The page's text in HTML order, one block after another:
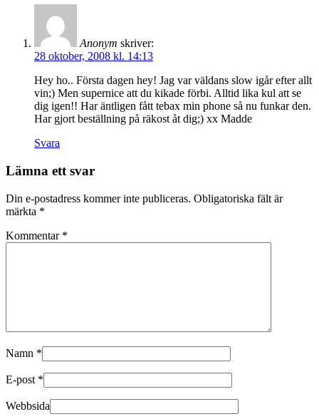
Anonym skriver:
28 oktober, 2008 kl. 14:13
Hey ho.. Första dagen hey! Jag var väldans slow igår efter allt
vin;) Men supernice att du kikade förbi. Alltid lika kul att se
dig igen!! Har äntligen fått tebax min phone så nu funkar den.
Har gjort beställning på räkost åt dig;) xx Madde
Svara
Lämna ett svar
Din e-postadress kommer inte publiceras. Obligatoriska fält är
märkta *
Kommentar *
Namn *
E-post *
Webbsida